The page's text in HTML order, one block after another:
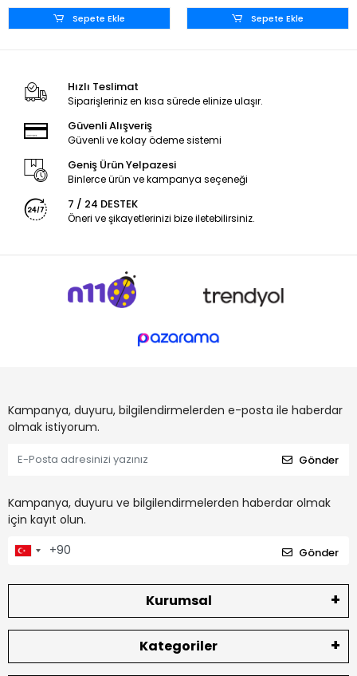
Sepete Ekle Sepete Ekle
Hızlı Teslimat
Siparişleriniz en kısa sürede elinize ulaşır.
Güvenli Alışveriş
Güvenli ve kolay ödeme sistemi
Geniş Ürün Yelpazesi
Binlerce ürün ve kampanya seçeneği
7 / 24 DESTEK
Öneri ve şikayetlerinizi bize iletebilirsiniz.
Kampanya, duyuru, bilgilendirmelerden e-posta ile haberdar
olmak istiyorum.
Gönder
Kampanya, duyuru ve bilgilendirmelerden haberdar olmak
için kayıt olun.
Gönder
Kurumsal
Kategoriler